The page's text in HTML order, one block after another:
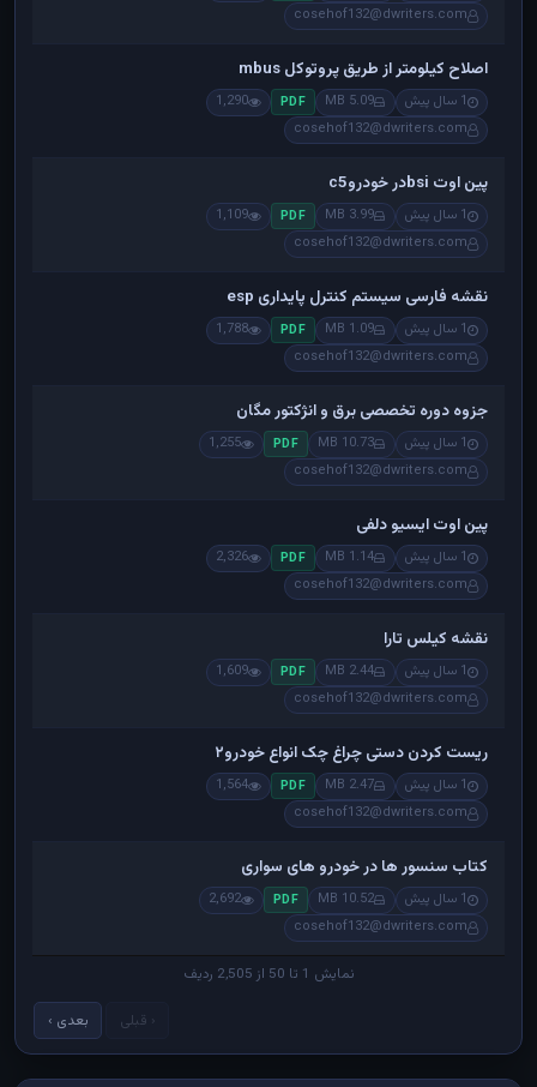
cosehof132@dwriters.com
اصلاح کیلومتر از طریق پروتوکل mbus
1 سال پیش 5.09 MB
PDF
1,290
cosehof132@dwriters.com
پین اوت bsiدر خودروc5
1 سال پیش 3.99 MB
PDF
1,109
cosehof132@dwriters.com
نقشه فارسی سیستم کنترل پایداری esp
1 سال پیش 1.09 MB
PDF
1,788
cosehof132@dwriters.com
جزوه دوره تخصصی برق و انژکتور مگان
1 سال پیش 10.73 MB
PDF
1,255
cosehof132@dwriters.com
پین اوت ایسیو دلفی
1 سال پیش 1.14 MB
PDF
2,326
cosehof132@dwriters.com
نقشه کیلس تارا
1 سال پیش 2.44 MB
PDF
1,609
cosehof132@dwriters.com
ریست کردن دستی چراغ چک انواع خودرو۲
1 سال پیش 2.47 MB
PDF
1,564
cosehof132@dwriters.com
کتاب سنسور ها در خودرو های سواری
1 سال پیش 10.52 MB
PDF
2,692
cosehof132@dwriters.com
نمایش 1 تا 50 از 2,505 ردیف
‹ قبلی بعدی ›